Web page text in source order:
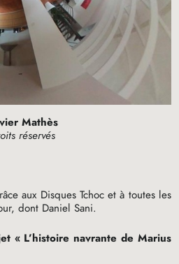
Mathès
réservés
aux Disques Tchoc et à toutes les
dont Daniel Sani.
« L’histoire navrante de Marius